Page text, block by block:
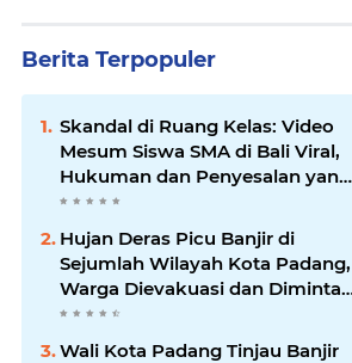
Berita Terpopuler
Skandal di Ruang Kelas: Video
Mesum Siswa SMA di Bali Viral,
Hukuman dan Penyesalan yang
Mengikuti
Hujan Deras Picu Banjir di
Sejumlah Wilayah Kota Padang,
Warga Dievakuasi dan Diminta
Waspada Banjir Susulan
Wali Kota Padang Tinjau Banjir